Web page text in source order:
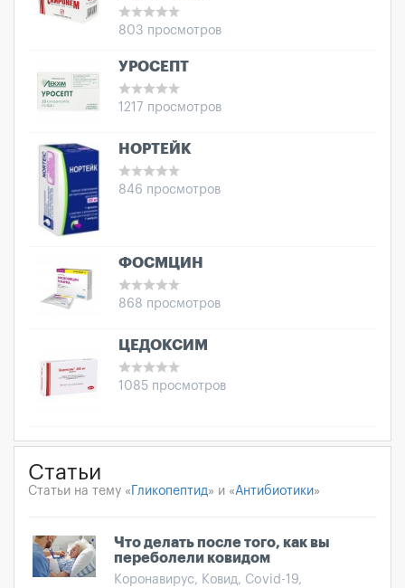
803 просмотров
УРОСЕПТ
1217 просмотров
НОРТЕЙК
846 просмотров
ФОСМЦИН
868 просмотров
ЦЕДОКСИМ
1085 просмотров
Статьи
Статьи на тему « Гликопептид» и «Антибиотики»
Что делать после того, как вы
переболели ковидом
Коронавирус, Ковид, Covid-19,